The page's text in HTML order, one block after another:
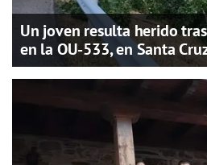
Un joven resulta herido
en la OU-533, en Santa